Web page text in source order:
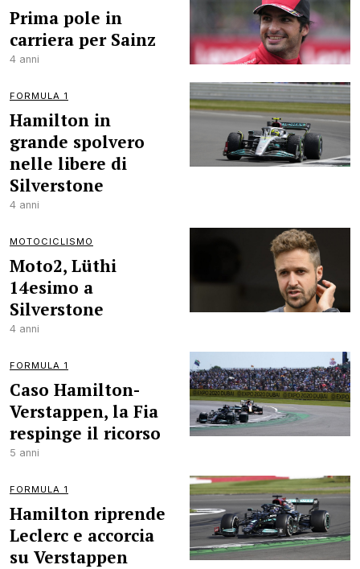
Prima pole in
carriera per Sainz
4 anni
FORMULA 1
Hamilton in
grande spolvero
nelle libere di
Silverstone
4 anni
MOTOCICLISMO
Moto2, Lüthi
14esimo a
Silverstone
4 anni
FORMULA 1
Caso Hamilton-
Verstappen, la Fia
respinge il ricorso
5 anni
FORMULA 1
Hamilton riprende
Leclerc e accorcia
su Verstappen